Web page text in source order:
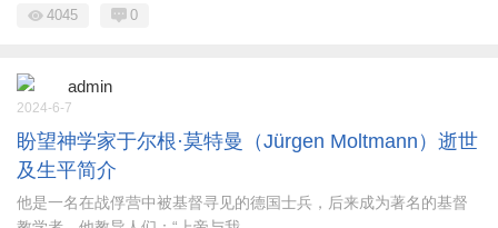
4045 0
admin
2024-6-7
盼望神学家于尔根·莫特曼（Jürgen Moltmann）逝世
及生平简介
他是一名在战俘营中被基督寻见的德国士兵，后来成为著名的基督